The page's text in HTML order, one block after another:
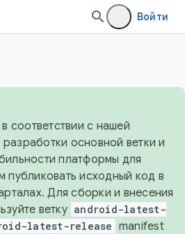
Войти
соответствии с нашей
основной ветки и
платформы для
публиковать исходный код в
Для сборки и внесения
ветку android-latest-
latest-release manifest